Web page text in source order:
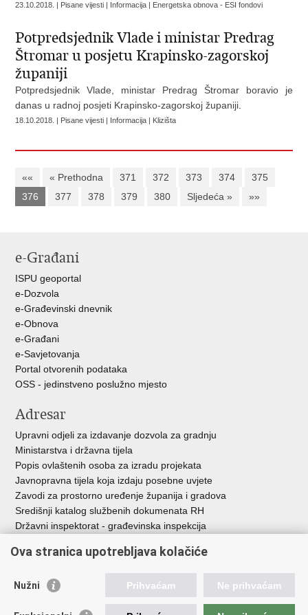
23.10.2018. | Pisane vijesti | Informacija | Energetska obnova - ESI fondovi
Potpredsjednik Vlade i ministar Predrag
Štromar u posjetu Krapinsko-zagorskoj
županiji
Potpredsjednik Vlade, ministar Predrag Štromar boravio je
danas u radnoj posjeti Krapinsko-zagorskoj županiji.
18.10.2018. | Pisane vijesti | Informacija | Klizišta
«« « Prethodna 371 372 373 374
375
376
377 378 379 380 Sljedeća » »»
e-Građani
ISPU geoportal
e-Dozvola
e-Građevinski dnevnik
e-Obnova
e-Građani
e-Savjetovanja
Portal otvorenih podataka
OSS - jedinstveno poslužno mjesto
Adresar
Upravni odjeli za izdavanje dozvola za gradnju
Ministarstva i državna tijela
Popis ovlaštenih osoba za izradu projekata
Javnopravna tijela koja izdaju posebne uvjete
Zavodi za prostorno uređenje županija i gradova
Središnji katalog službenih dokumenata RH
Državni inspektorat - građevinska inspekcija
Vlada Republike Hrvatske
Ova stranica upotrebljava kolačiće
Nužni Prihvaćam Ne prihvaćam